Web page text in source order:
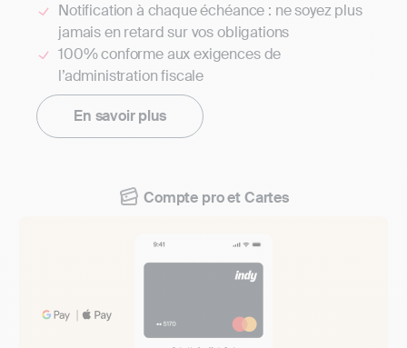
Notification à chaque échéance : ne soyez plus
jamais en retard sur vos obligations
100% conforme aux exigences de
l’administration fiscale
En savoir plus
Compte pro et Cartes